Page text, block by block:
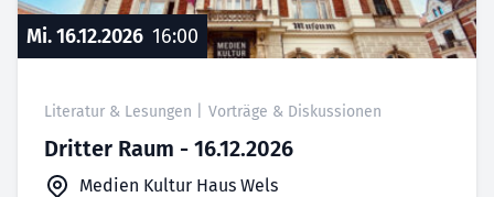
Mi. 16.12.2026 16:00
Literatur & Lesungen Vorträge & Diskussionen
Dritter Raum - 16.12.2026
Medien Kultur Haus Wels